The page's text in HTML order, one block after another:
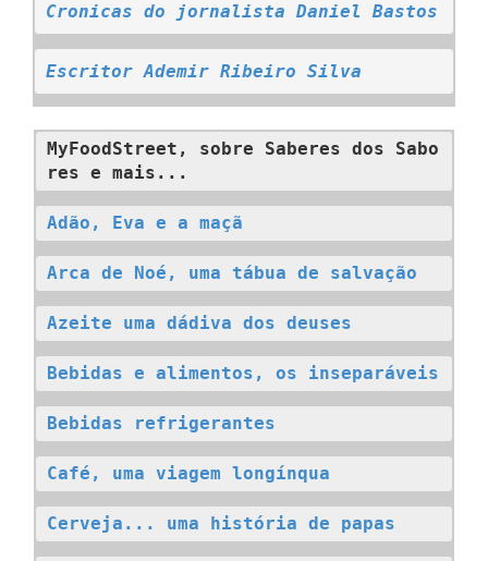
Cronicas do jornalista Daniel Bastos
Escritor Ademir Ribeiro Silva
MyFoodStreet, sobre Saberes dos Sabo
res e mais...
Adão, Eva e a maçã
Arca de Noé, uma tábua de salvação
Azeite uma dádiva dos deuses
Bebidas e alimentos, os inseparáveis
Bebidas refrigerantes
Café, uma viagem longínqua
Cerveja... uma história de papas